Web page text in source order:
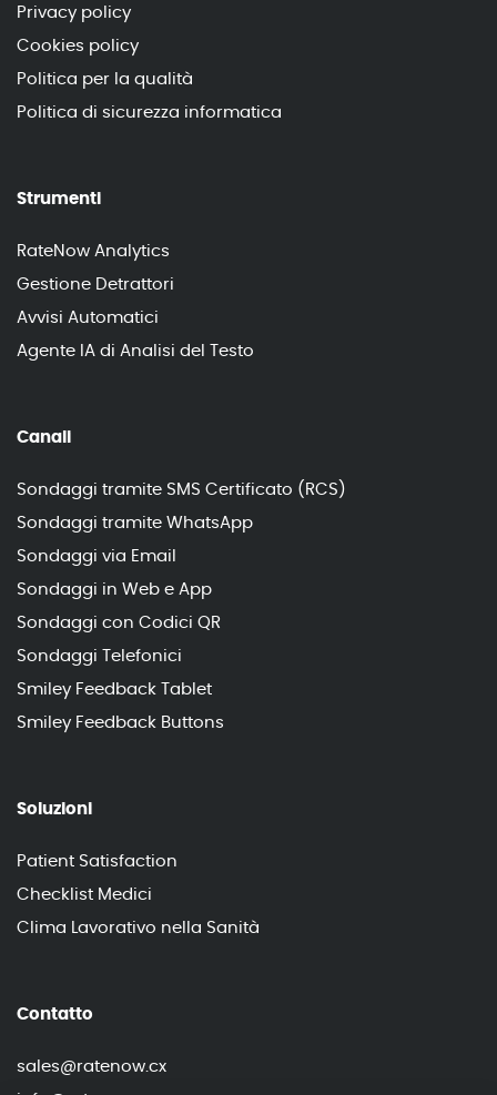
Privacy policy
Cookies policy
Politica per la qualità
Politica di sicurezza informatica
Strumenti
RateNow Analytics
Gestione Detrattori
Avvisi Automatici
Agente IA di Analisi del Testo
Canali
Sondaggi tramite SMS Certificato (RCS)
Sondaggi tramite WhatsApp
Sondaggi via Email
Sondaggi in Web e App
Sondaggi con Codici QR
Sondaggi Telefonici
Smiley Feedback Tablet
Smiley Feedback Buttons
Soluzioni
Patient Satisfaction
Checklist Medici
Clima Lavorativo nella Sanità
Contatto
sales@ratenow.cx